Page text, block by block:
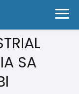
SA